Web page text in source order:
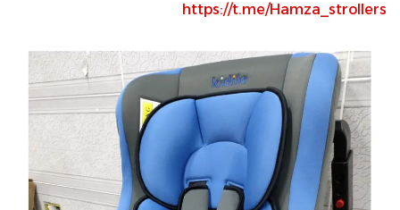
https://t.me/Hamza_strollers